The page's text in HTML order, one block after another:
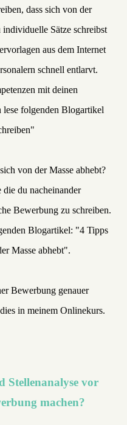
dass sich von der
Sätze schreibst
aus dem Internet
schnell entlarvt.
mit deinen
folgenden Blogartikel
von der Masse abhebt?
die du nacheinander
Bewerbung zu schreiben.
Blogartikel: "4 Tipps
Masse abhebt".
Bewerbung genauer
in meinem Onlinekurs.
Stellenanalyse vor
machen?